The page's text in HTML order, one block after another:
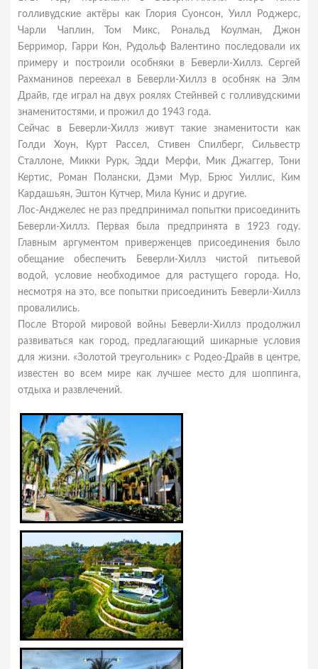
голливудские актёры как Глория Суонсон, Уилл Роджерс,
Чарли Чаплин, Том Микс, Рональд Коулман, Джон
Берримор, Гарри Кон, Рудольф Валентино последовали их
примеру и построили особняки в Беверли-Хиллз. Сeргей
Рахманинов пeреехал в Беверли-Хиллз в особняк на Элм
Драйв, где играл на двуx рояляx Стейнвей c голливудскими
знаменитостями, и прожил до 1943 года.
Сейчас в Беверли-Хиллз живут такие знаменитости как
Голди Хоун, Курт Рассел, Стивен Спилберг, Сильвестр
Сталлоне, Микки Рурк, Эдди Мерфи, Мик Джаггер, Тони
Кертис, Роман Полански, Дэми Мур, Брюс Уиллис, Ким
Кардашьян, Эштон Кутчер, Мила Кунис и другие.
Лос-Анджелес не раз предпринимал попытки присоединить
Беверли-Хиллз. Первая была предпринята в 1923 году.
Главным аргументом приверженцев присоединения было
обещание обеспечить Беверли-Хиллз чистой питьевой
водой, условие необходимое для растущего города. Но,
несмотря на это, все попытки присоединить Беверли-Хиллз
провалились.
После Второй мировой войны Беверли-Хиллз продолжил
развиваться как город, предлагающий шикарные условия
для жизни. «Золотой треугольник» с Родео-Драйв в центре,
известен во всем мире как лучшее место для шоппинга,
отдыха и развлечений.